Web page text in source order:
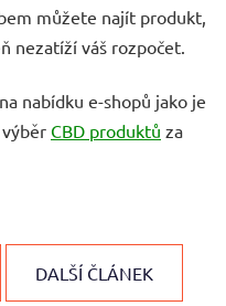
můžete najít produkt,
nezatíží váš rozpočet.
nabídku e-shopů jako je
CBD produktů za
DALŠÍ ČLÁNEK